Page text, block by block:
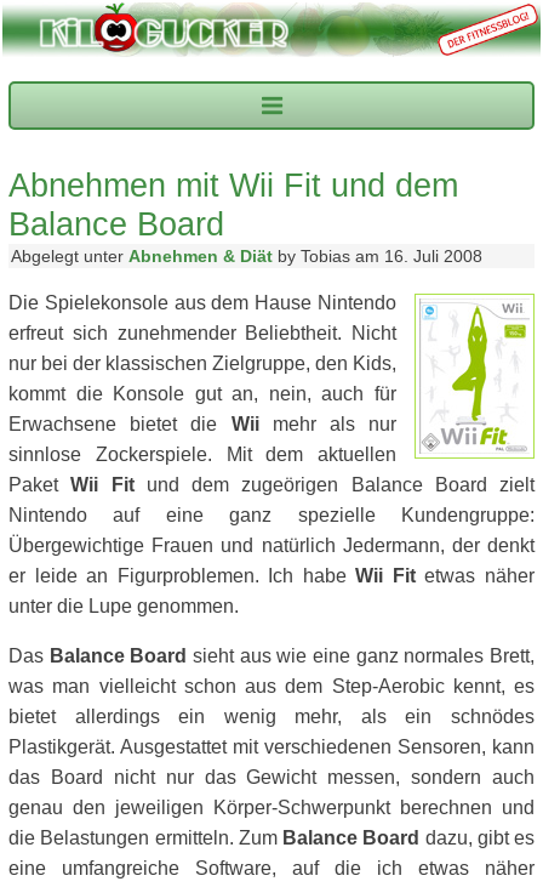
Abnehmen mit Wii Fit und dem
Balance Board
Abgelegt unter Abnehmen & Diät by Tobias am 16. Juli 2008
Die Spielekonsole aus dem Hause Nintendo
erfreut sich zunehmender Beliebtheit. Nicht
nur bei der klassischen Zielgruppe, den Kids,
kommt die Konsole gut an, nein, auch für
Erwachsene bietet die Wiimehr als nur
sinnlose Zockerspiele. Mit dem aktuellen
PaketWii Fitund dem zugeörigen Balance Board zielt
Nintendo auf eine ganz spezielle Kundengruppe:
Übergewichtige Frauen und natürlich Jedermann, der denkt
er leide an Figurproblemen. Ich habeWii Fitetwas näher
unter die Lupe genommen.
Das Balance Board sieht aus wie eine ganz normales Brett,
was man vielleicht schon aus dem Step-Aerobic kennt, es
bietet allerdings ein wenig mehr, als ein schnödes
Plastikgerät. Ausgestattet mit verschiedenen Sensoren, kann
das Board nicht nur das Gewicht messen, sondern auch
genau den jeweiligen Körper-Schwerpunkt berechnen und
die Belastungen ermitteln. Zum Balance Board dazu, gibt es
eine umfangreiche Software, auf die ich etwas näher